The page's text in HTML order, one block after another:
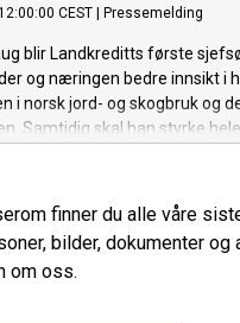
CEST Pressemelding
blir Landkreditts første
og næringen bedre innsikt i
i norsk jord- og skogbruk og
Samtidig skal han styrke
finner du alle våre
bilder, dokumenter og
om oss.